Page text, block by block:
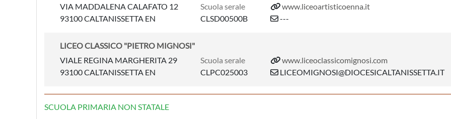
VIA MADDALENA CALAFATO 12
93100 CALTANISSETTA EN
Scuola serale
CLSD00500B
www.liceoartisticoenna.it
---
LICEO CLASSICO "PIETRO MIGNOSI"
VIALE REGINA MARGHERITA 29
93100 CALTANISSETTA EN
Scuola serale
CLPC025003
www.liceoclassicomignosi.com
LICEOMIGNOSI@DIOCESICALTANISSETTA.IT
SCUOLA PRIMARIA NON STATALE